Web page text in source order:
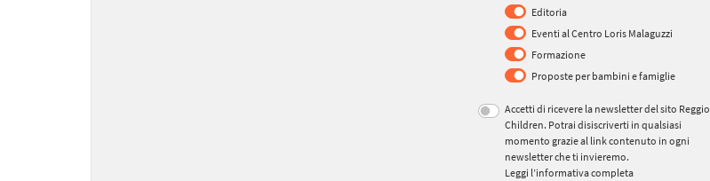
Editoria
Eventi al Centro Loris Malaguzzi
Formazione
Proposte per bambini e famiglie
Accetti di ricevere la newsletter del sito Reggio
Children. Potrai disiscriverti in qualsiasi
momento grazie al link contenuto in ogni
newsletter che ti invieremo.
Leggi l’informativa completa